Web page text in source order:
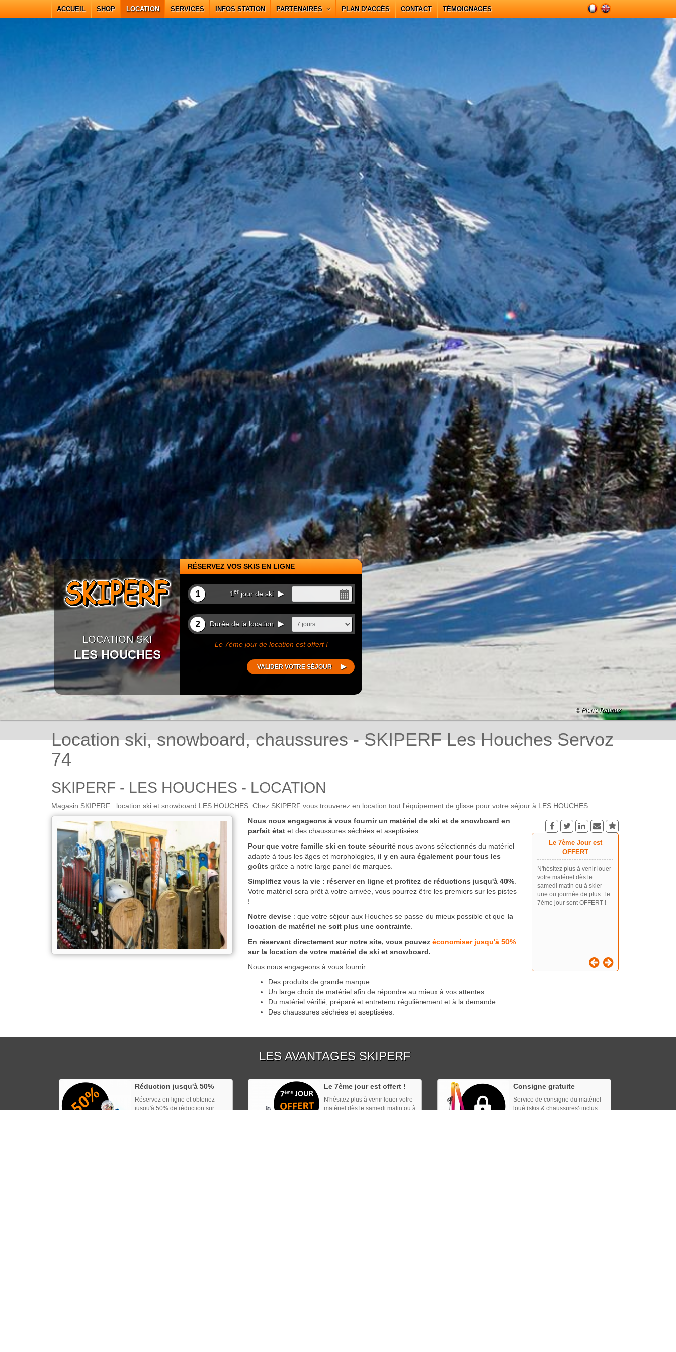
ACCUEIL SHOP LOCATION SERVICES INFOS STATION PARTENAIRES PLAN D'ACCÉS CONTACT TÉMOIGNAGES
LOCATION SKI
LES HOUCHES
RÉSERVEZ VOS SKIS EN LIGNE
1 1erjour de ski
2 Durée de la location
Le 7ème jour de location est offert !
© Pierre Raphoz
© Patrice Labarbe
© Pierre Raphoz
© DALMASSO Monica
© Pierre Raphoz
© DALMASSO Monica
© Pierre Raphoz
© DALMASSO Monica
Location ski, snowboard, chaussures - SKIPERF Les Houches Servoz
74
SKIPERF - LES HOUCHES - LOCATION
Magasin SKIPERF : location ski et snowboard LES HOUCHES. Chez SKIPERF vous trouverez en location tout l'équipement de glisse pour votre séjour à LES HOUCHES.
LOCATION
Nous nous engageons à vous fournir un matériel de ski et de snowboard en
parfait état et des chaussures séchées et aseptisées.
Pour que votre famille ski en toute sécurité nous avons sélectionnés du matériel
adapte à tous les âges et morphologies, il y en aura également pour tous les
goûts grâce a notre large panel de marques.
Simplifiez vous la vie : réserver en ligne et profitez de réductions jusqu'à 40%.
Votre matériel sera prêt à votre arrivée, vous pourrez être les premiers sur les pistes
!
Notre devise : que votre séjour aux Houches se passe du mieux possible et que la
location de matériel ne soit plus une contrainte.
En réservant directement sur notre site, vous pouvez économiser jusqu'à 50%
sur la location de votre matériel de ski et snowboard.
Nous nous engageons à vous fournir :
Des produits de grande marque.
Un large choix de matériel afin de répondre au mieux à vos attentes.
Du matériel vérifié, préparé et entretenu régulièrement et à la demande.
Des chaussures séchées et aseptisées.
Le 7ème Jour est
OFFERT
N'hésitez plus à venir louer
votre matériel dès le
samedi matin ou à skier
une ou journée de plus : le
7ème jour sont OFFERT !
LES AVANTAGES SKIPERF
Réduction jusqu'à 50%
Réservez en ligne et obtenez
jusqu'à 50% de réduction sur
Le 7ème jour est offert !
N'hésitez plus à venir louer votre
matériel dès le samedi matin ou à
Consigne gratuite
Service de consigne du matériel
loué (skis & chaussures) inclus